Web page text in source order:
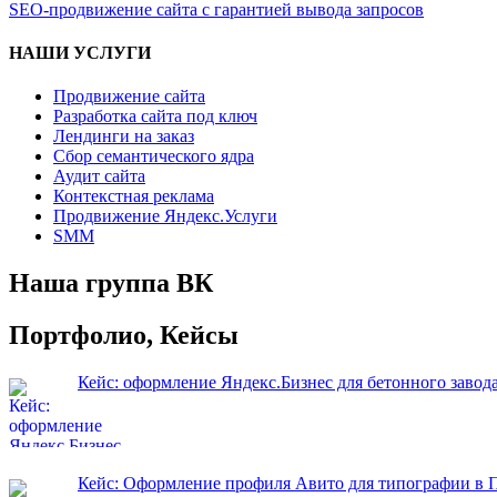
записям
по:
SEO-продвижение сайта с гарантией вывода запросов
НАШИ УСЛУГИ
Продвижение сайта
Разработка сайта под ключ
Лендинги на заказ
Сбор семантического ядра
Аудит сайта
Контекстная реклама
Продвижение Яндекс.Услуги
SMM
Наша группа ВК
Портфолио, Кейсы
Кейс: оформление Яндекс.Бизнес для бетонного завода
Кейс: Оформление профиля Авито для типографии в